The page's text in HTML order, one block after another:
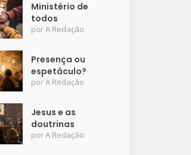
Ministério de
todos
porA Redação
Presença ou
espetáculo?
porA Redação
Jesus e as
doutrinas
porA Redação